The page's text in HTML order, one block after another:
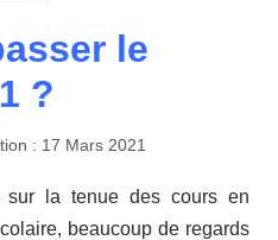
le
?
: 17 Mars 2021
sur la tenue des cours en
beaucoup de regards